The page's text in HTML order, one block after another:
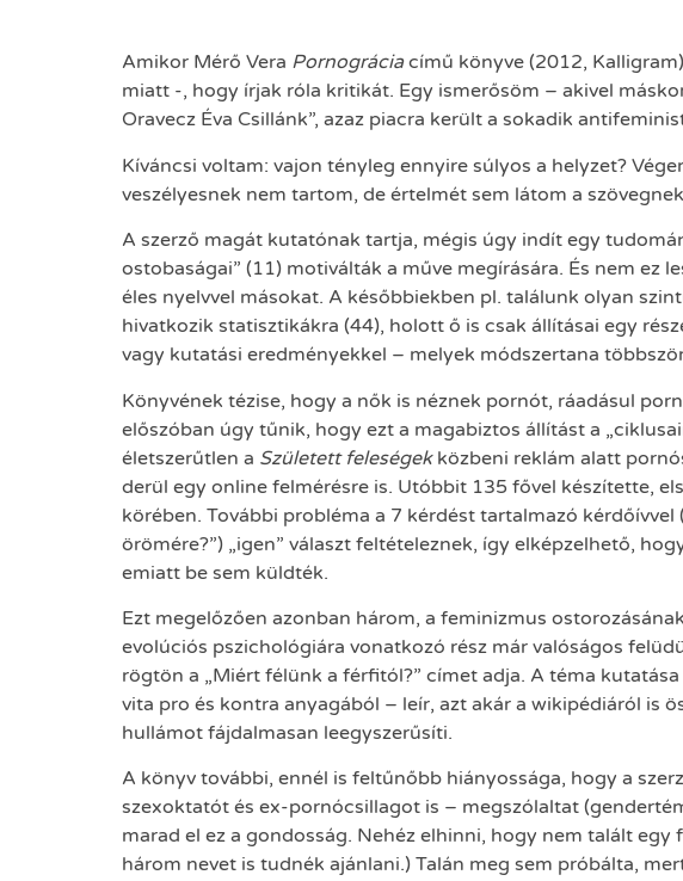
Amikor Mérő Vera Pornográciacímű könyve (2012,
miatt -, hogy írjak róla kritikát. Egy ismerősöm – akivel
Oravecz Éva Csillánk”, azaz piacra került a sokadik
Kíváncsi voltam: vajon tényleg ennyire súlyos a helyzet?
veszélyesnek nem tartom, de értelmét sem látom a
A szerző magát kutatónak tartja, mégis úgy indít egy
ostobaságai” (11) motiválták a műve megírására. És nem ez
éles nyelvvel másokat. A későbbiekben pl. találunk olyan
hivatkozik statisztikákra (44), holott ő is csak állításai egy
vagy kutatási eredményekkel – melyek módszertana
Könyvének tézise, hogy a nők is néznek pornót, ráadásul
előszóban úgy tűnik, hogy ezt a magabiztos állítást a
életszerűtlen a Született feleségekközbeni reklám alatt
derül egy online felmérésre is. Utóbbit 135 fővel készítette,
körében. További probléma a 7 kérdést tartalmazó
örömére?”) „igen” választ feltételeznek, így elképzelhető,
emiatt be sem küldték.
Ezt megelőzően azonban három, a feminizmus
evolúciós pszichológiára vonatkozó rész már valóságos
rögtön a „Miért félünk a férfitól?” címet adja. A téma
vita pro és kontra anyagából – leír, azt akár a wikipédiáról is
hullámot fájdalmasan leegyszerűsíti.
A könyv további, ennél is feltűnőbb hiányossága, hogy a
szexoktatót és ex-pornócsillagot is – megszólaltat
marad el ez a gondosság. Nehéz elhinni, hogy nem talált
három nevet is tudnék ajánlani.) Talán meg sem próbálta,